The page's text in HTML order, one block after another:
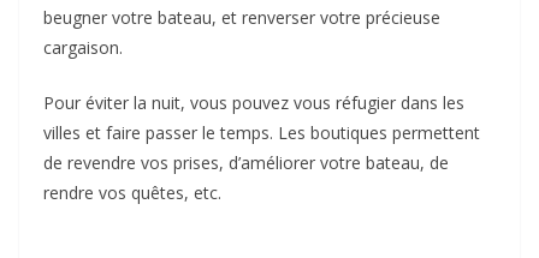
beugner votre bateau, et renverser votre précieuse
cargaison.
Pour éviter la nuit, vous pouvez vous réfugier dans les
villes et faire passer le temps. Les boutiques permettent
de revendre vos prises, d’améliorer votre bateau, de
rendre vos quêtes, etc.